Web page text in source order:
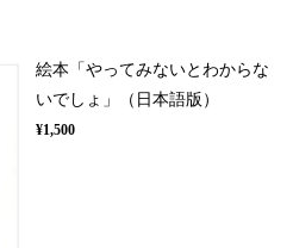
絵本「やってみないとわからな
いでしょ」（日本語版）
¥1,500